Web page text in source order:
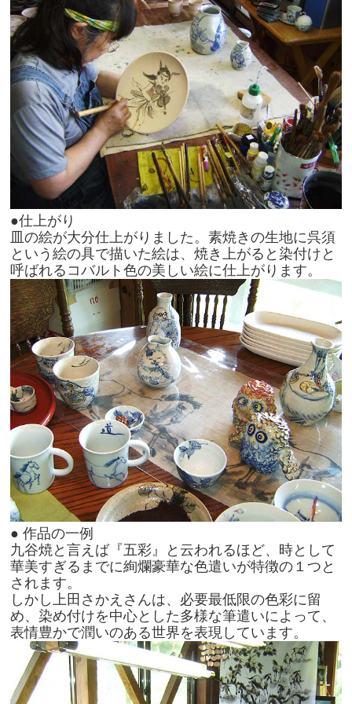
●仕上がり
皿の絵が大分仕上がりました。素焼きの生地に呉須
という絵の具で描いた絵は、焼き上がると染付けと
呼ばれるコバルト色の美しい絵に仕上がります。
● 作品の一例
九谷焼と言えば『五彩』と云われるほど、時として
華美すぎるまでに絢爛豪華な色遣いが特徴の１つと
されます。
しかし上田さかえさんは、必要最低限の色彩に留
め、染め付けを中心とした多様な筆遣いによって、
表情豊かで潤いのある世界を表現しています。